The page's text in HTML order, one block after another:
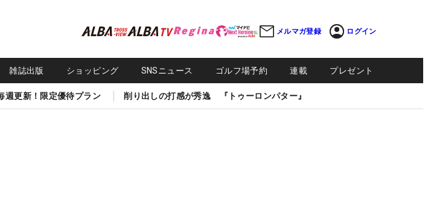
メルマガ登録 ログイン
雑誌出版 ショッピング SNSニュース ゴルフ場予約 連載 プレゼント
週更新！限定優待プラン 削り出しの打感が秀逸 『トゥーロンパター』